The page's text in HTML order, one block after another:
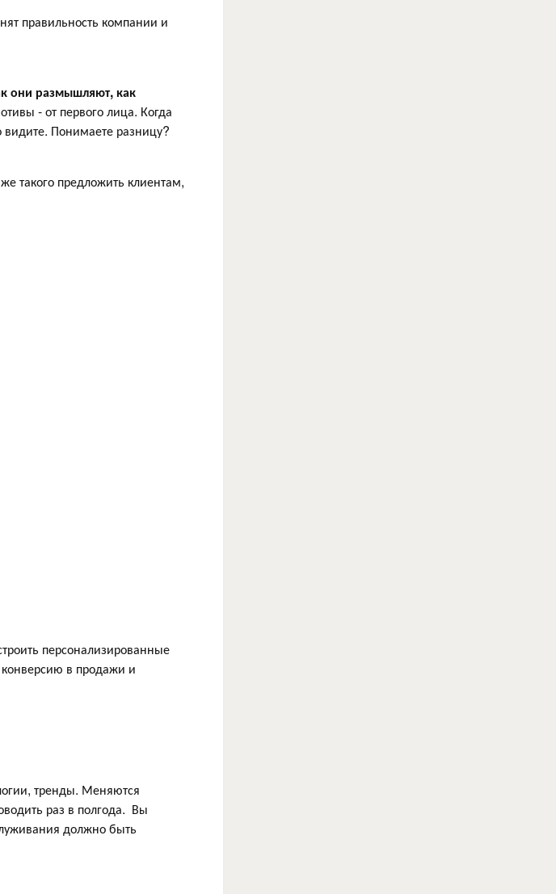
правильность компании и
они размышляют, как
- от первого лица. Когда
видите. Понимаете разницу?
такого предложить клиентам,
персонализированные
в продажи и
тренды. Меняются
раз в полгода. Вы
должно быть